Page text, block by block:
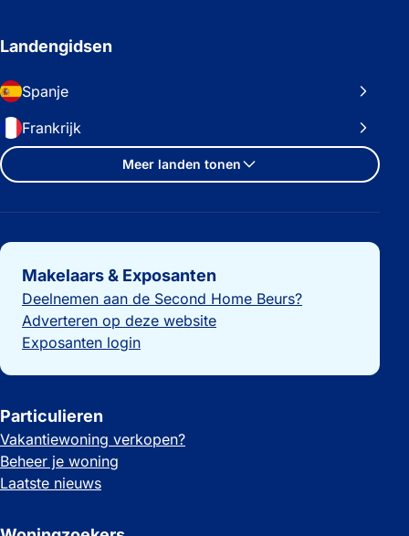
Landengidsen
Spanje
Frankrijk
Meer landen tonen
Belangrijke links
Makelaars & Exposanten
Deelnemen aan de Second Home Beurs?
Adverteren op deze website
Exposanten login
Particulieren
Vakantiewoning verkopen?
Beheer je woning
Laatste nieuws